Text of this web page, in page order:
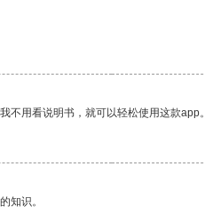
不用看说明书，就可以轻松使用这款app。
知识。